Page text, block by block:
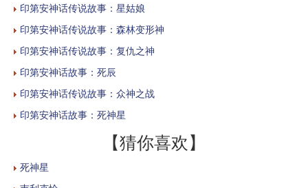
印第安神话传说故事：星姑娘
印第安神话传说故事：森林变形神
印第安神话传说故事：复仇之神
印第安神话故事：死辰
印第安神话传说故事：众神之战
印第安神话故事：死神星
【猜你喜欢】
死神星